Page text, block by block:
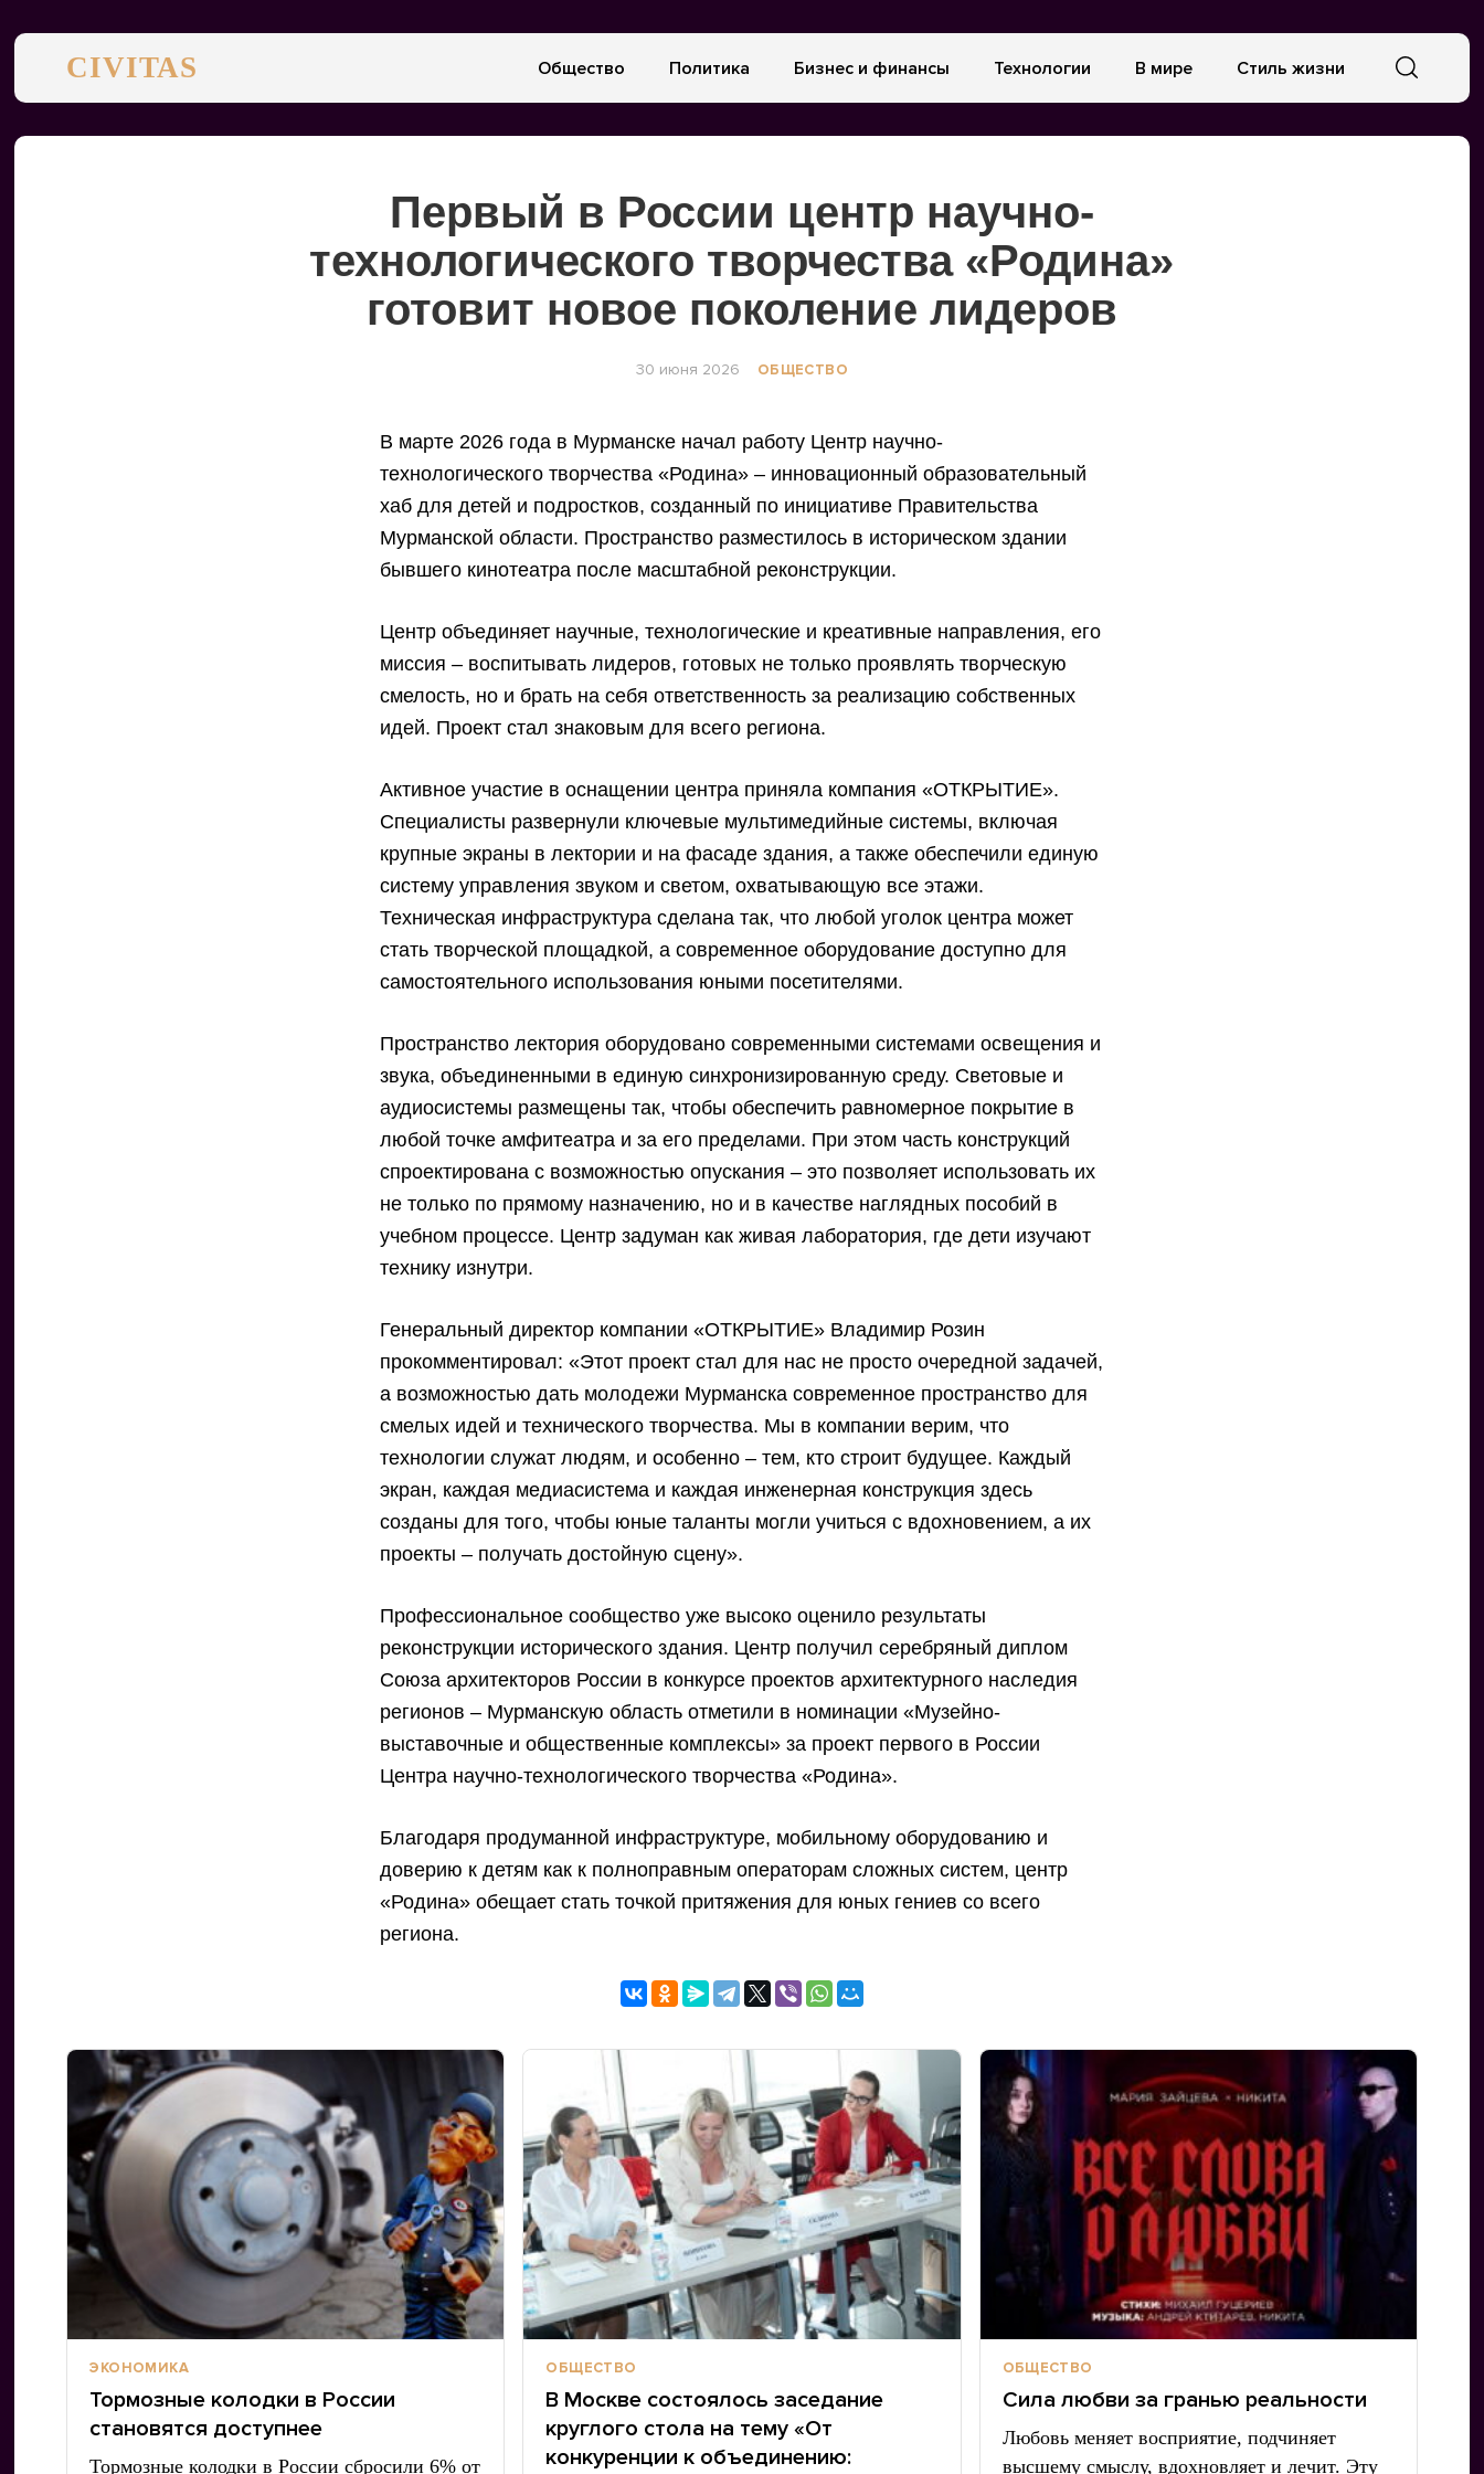
CIVITAS Общество Политика Бизнес и финансы Технологии В мире Стиль жизни
Первый в России центр научно-
технологического творчества «Родина»
готовит новое поколение лидеров
30 июня 2026 ОБЩЕСТВО
В марте 2026 года в Мурманске начал работу Центр научно-
технологического творчества «Родина» – инновационный образовательный
хаб для детей и подростков, созданный по инициативе Правительства
Мурманской области. Пространство разместилось в историческом здании
бывшего кинотеатра после масштабной реконструкции.
Центр объединяет научные, технологические и креативные направления, его
миссия – воспитывать лидеров, готовых не только проявлять творческую
смелость, но и брать на себя ответственность за реализацию собственных
идей. Проект стал знаковым для всего региона.
Активное участие в оснащении центра приняла компания «ОТКРЫТИЕ».
Специалисты развернули ключевые мультимедийные системы, включая
крупные экраны в лектории и на фасаде здания, а также обеспечили единую
систему управления звуком и светом, охватывающую все этажи.
Техническая инфраструктура сделана так, что любой уголок центра может
стать творческой площадкой, а современное оборудование доступно для
самостоятельного использования юными посетителями.
Пространство лектория оборудовано современными системами освещения и
звука, объединенными в единую синхронизированную среду. Световые и
аудиосистемы размещены так, чтобы обеспечить равномерное покрытие в
любой точке амфитеатра и за его пределами. При этом часть конструкций
спроектирована с возможностью опускания – это позволяет использовать их
не только по прямому назначению, но и в качестве наглядных пособий в
учебном процессе. Центр задуман как живая лаборатория, где дети изучают
технику изнутри.
Генеральный директор компании «ОТКРЫТИЕ» Владимир Розин
прокомментировал: «Этот проект стал для нас не просто очередной задачей,
а возможностью дать молодежи Мурманска современное пространство для
смелых идей и технического творчества. Мы в компании верим, что
технологии служат людям, и особенно – тем, кто строит будущее. Каждый
экран, каждая медиасистема и каждая инженерная конструкция здесь
созданы для того, чтобы юные таланты могли учиться с вдохновением, а их
проекты – получать достойную сцену».
Профессиональное сообщество уже высоко оценило результаты
реконструкции исторического здания. Центр получил серебряный диплом
Союза архитекторов России в конкурсе проектов архитектурного наследия
регионов – Мурманскую область отметили в номинации «Музейно-
выставочные и общественные комплексы» за проект первого в России
Центра научно-технологического творчества «Родина».
Благодаря продуманной инфраструктуре, мобильному оборудованию и
доверию к детям как к полноправным операторам сложных систем, центр
«Родина» обещает стать точкой притяжения для юных гениев со всего
региона.
ЭКОНОМИКА
Тормозные колодки в России
становятся доступнее
Тормозные колодки в России сбросили 6% от
ОБЩЕСТВО
В Москве состоялось заседание
круглого стола на тему «От
конкуренции к объединению:
ОБЩЕСТВО
Сила любви за гранью реальности
Любовь меняет восприятие, подчиняет
высшему смыслу, вдохновляет и лечит. Эту